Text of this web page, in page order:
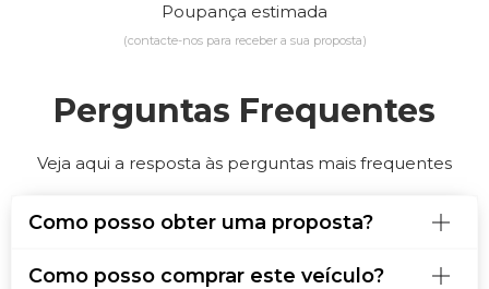
Poupança estimada
(contacte-nos para receber a sua proposta)
Perguntas Frequentes
Veja aqui a resposta às perguntas mais frequentes
Como posso obter uma proposta?
Como posso comprar este veículo?